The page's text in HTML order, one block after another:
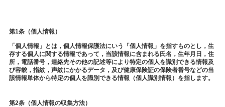
第1条（個人情報）
「個人情報」とは，個人情報保護法にいう「個人情報」を指すものとし，生
存する個人に関する情報であって，当該情報に含まれる氏名，生年月日，住
所，電話番号，連絡先その他の記述等により特定の個人を識別できる情報及
び容貌，指紋，声紋にかかるデータ，及び健康保険証の保険者番号などの当
該情報単体から特定の個人を識別できる情報（個人識別情報）を指します。
第2条（個人情報の収集方法）